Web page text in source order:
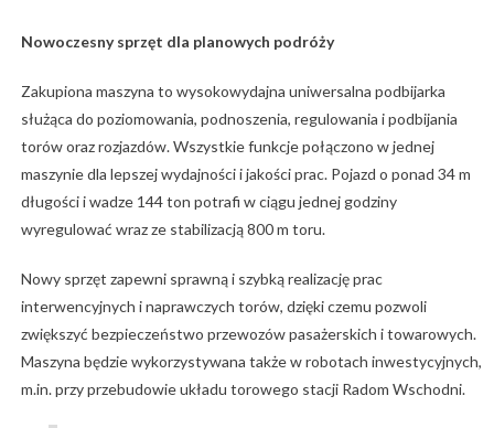
Nowoczesny sprzęt dla planowych podróży
Zakupiona maszyna to wysokowydajna uniwersalna podbijarka
służąca do poziomowania, podnoszenia, regulowania i podbijania
torów oraz rozjazdów. Wszystkie funkcje połączono w jednej
maszynie dla lepszej wydajności i jakości prac. Pojazd o ponad 34 m
długości i wadze 144 ton potrafi w ciągu jednej godziny
wyregulować wraz ze stabilizacją 800 m toru.
Nowy sprzęt zapewni sprawną i szybką realizację prac
interwencyjnych i naprawczych torów, dzięki czemu pozwoli
zwiększyć bezpieczeństwo przewozów pasażerskich i towarowych.
Maszyna będzie wykorzystywana także w robotach inwestycyjnych,
m.in. przy przebudowie układu torowego stacji Radom Wschodni.